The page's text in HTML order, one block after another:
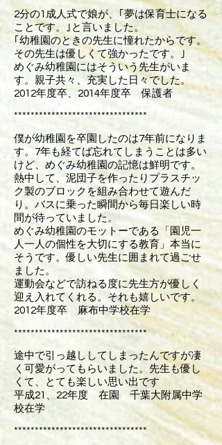
2分の1成人式で娘が、｢夢は保育士になる
ことです。｣と言いました。
｢幼稚園のときの先生に憧れたからです。
その先生は優しくて強かったです。｣
めぐみ幼稚園にはそういう先生がいま
す。親子共々、充実した日々でした。
2012年度卒、2014年度卒 保護者
********************************
僕が幼稚園を卒園したのは7年前になりま
す。7年も経てば忘れてしまうことは多い
けど、めぐみ幼稚園の記憶は鮮明です。
熱中して、泥団子を作ったりプラスチッ
ク製のブロックを組み合わせて遊んだ
り。バスに乗った瞬間から毎日楽しい時
間が待っていました。
めぐみ幼稚園のモットーである「園児一
人一人の個性を大切にする教育」本当に
そうです。優しい先生に囲まれて過ごせ
ました。
運動会などで訪ねる度に先生方が優しく
迎え入れてくれる。それも嬉しいです。
2012年度卒 麻布中学校在学
********************************
途中で引っ越ししてしまったんですが凄
く可愛がってもらいました。先生も優し
くて、とても楽しい思い出です
平成21、22年度 在園 千葉大附属中学
校在学
********************************